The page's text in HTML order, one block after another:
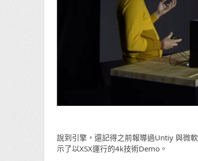
說到引擎，還記得之前報導過Untiy 與微
示了以XSX運行的4k技術Demo。